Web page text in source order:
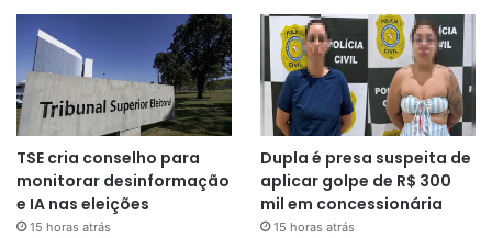
TSE cria conselho para
monitorar desinformação
e IA nas eleições
15 horas atrás
Dupla é presa suspeita de
aplicar golpe de R$ 300
mil em concessionária
15 horas atrás